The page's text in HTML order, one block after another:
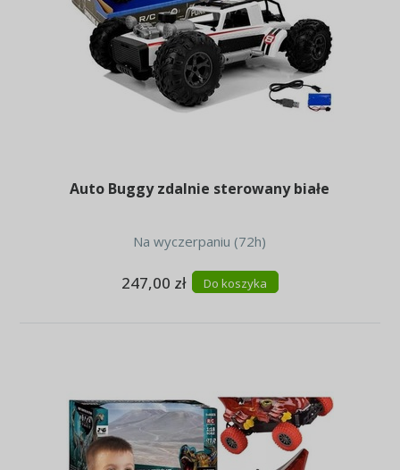
Auto Buggy zdalnie sterowany białe
Na wyczerpaniu (72h)
247,00 zł Do koszyka